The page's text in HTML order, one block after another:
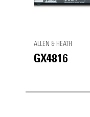
ALLEN & HEATH
GX4816